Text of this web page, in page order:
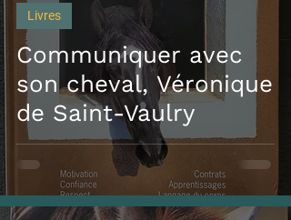
Communiquer avec
son cheval, Véronique
de Saint-Vaulry
Livres